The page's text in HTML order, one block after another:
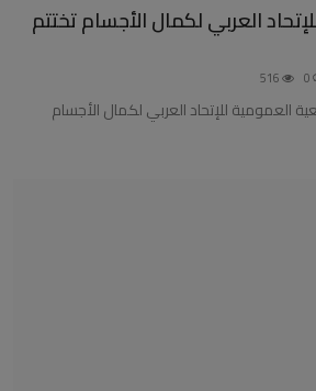
العربي لكمال الأجسام تختتم
العمومية للإتحاد العربي لكمال الأجسام